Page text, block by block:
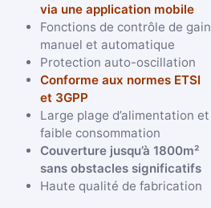
via une application mobile
Fonctions de contrôle de gain
manuel et automatique
Protection auto-oscillation
Conforme aux normes ETSI
et 3GPP
Large plage d’alimentation et
faible consommation
Couverture jusqu’à 1800m²
sans obstacles significatifs
Haute qualité de fabrication